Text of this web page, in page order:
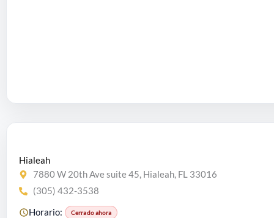
Hialeah
7880 W 20th Ave suite 45, Hialeah, FL 33016
(305) 432-3538
Horario: Cerrado ahora